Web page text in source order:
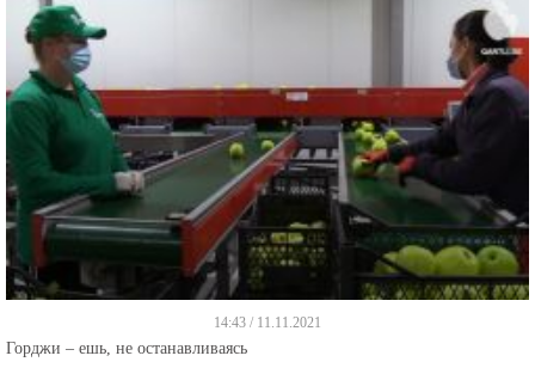
14:43 / 11.11.2021
Горджи – ешь, не останавливаясь